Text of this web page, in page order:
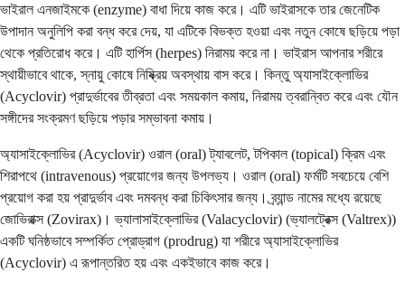
ভাইরাল এনজাইমকে (enzyme) বাধা দিয়ে কাজ করে। এটি ভাইরাসকে তার জেনেটিক
উপাদান অনুলিপি করা বন্ধ করে দেয়, যা এটিকে বিভক্ত হওয়া এবং নতুন কোষে ছড়িয়ে পড়া
থেকে প্রতিরোধ করে। এটি হার্পিস (herpes) নিরাময় করে না। ভাইরাস আপনার শরীরে
স্থায়ীভাবে থাকে, স্নায়ু কোষে নিষ্ক্রিয় অবস্থায় বাস করে। কিন্তু অ্যাসাইক্লোভির
(Acyclovir) প্রাদুর্ভাবের তীব্রতা এবং সময়কাল কমায়, নিরাময় ত্বরান্বিত করে এবং যৌন
সঙ্গীদের সংক্রমণ ছড়িয়ে পড়ার সম্ভাবনা কমায়।
অ্যাসাইক্লোভির (Acyclovir) ওরাল (oral) ট্যাবলেট, টপিকাল (topical) ক্রিম এবং
শিরাপথে (intravenous) প্রয়োগের জন্য উপলভ্য। ওরাল (oral) ফর্মটি সবচেয়ে বেশি
প্রয়োগ করা হয় প্রাদুর্ভাব এবং দমবন্ধ করা চিকিৎসার জন্য। ব্র্যান্ড নামের মধ্যে রয়েছে
জোভিরাক্স (Zovirax)। ভ্যালাসাইক্লোভির (Valacyclovir) (ভ্যালট্রেক্স (Valtrex))
একটি ঘনিষ্ঠভাবে সম্পর্কিত প্রোড্রাগ (prodrug) যা শরীরে অ্যাসাইক্লোভির
(Acyclovir) এ রূপান্তরিত হয় এবং একইভাবে কাজ করে।